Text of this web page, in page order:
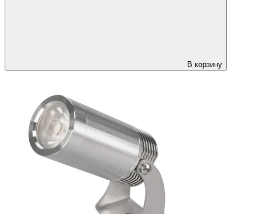
В корзину